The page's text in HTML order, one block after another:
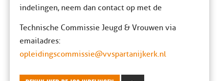
indelingen, neem dan contact op met de
Technische Commissie Jeugd & Vrouwen via
emailadres:
opleidingscommissie@vvspartanijkerk.nl